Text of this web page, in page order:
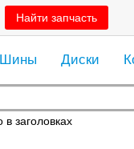
Найти запчасть
Шины Диски
в заголовках